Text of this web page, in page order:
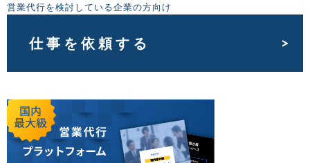
営業代行を検討している企業の方向け
仕事を依頼する